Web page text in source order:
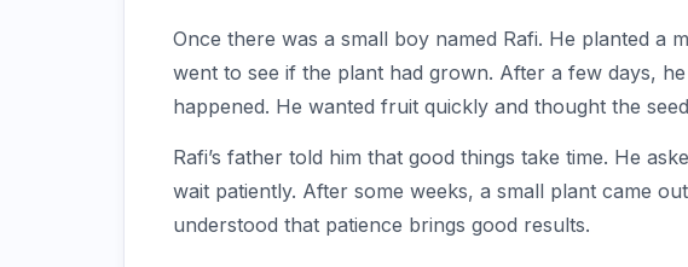
Once there was a small boy named Rafi. He planted a
went to see if the plant had grown. After a few days,
happened. He wanted fruit quickly and thought the
Rafi’s father told him that good things take time. He
wait patiently. After some weeks, a small plant came
understood that patience brings good results.